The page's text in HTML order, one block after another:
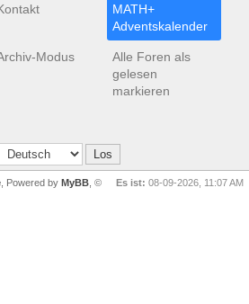
MATH+
Adventskalender
Modus
Alle Foren als
gelesen
markieren
Es ist: 08-09-2026, 11:07 AM
, Powered by MyBB , ©